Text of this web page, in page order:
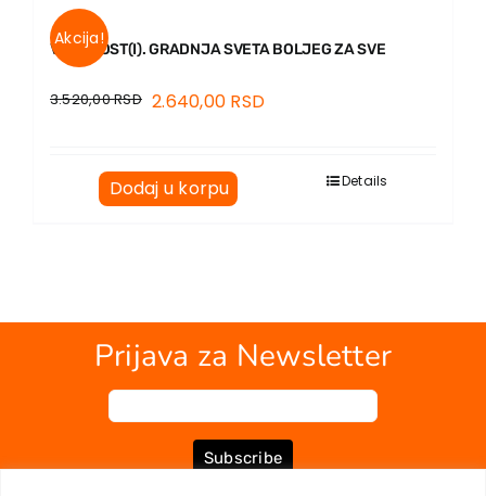
Akcija!
VREDNOST(I). GRADNJA SVETA BOLJEG ZA SVE
3.520,00RSD 2.640,00 RSD
Dodaj u korpu Details
Prijava za Newsletter
Subscribe